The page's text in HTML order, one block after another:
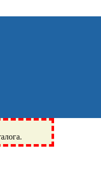
пневматика,
ХАРП, CX, РОЛТОМ, APZ,